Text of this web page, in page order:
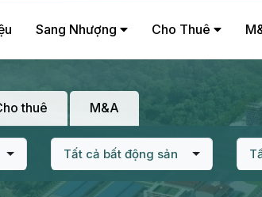
Sang Nhượng Cho Thuê
thuê M&A
Tất cả bất động sản